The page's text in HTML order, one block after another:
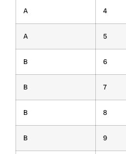
A 4
A 5
B 6
B 7
B 8
B 9